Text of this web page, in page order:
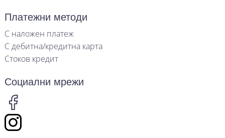
Платежни методи
С наложен платеж
С дебитна/кредитна карта
Стоков кредит
Социални мрежи